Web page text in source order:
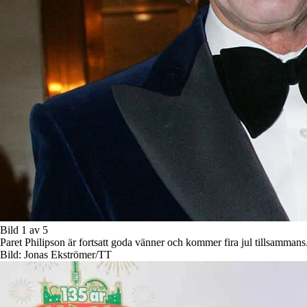
Bild 1 av 5
Paret Philipson är fortsatt goda vänner och kommer fira jul
Bild: Jonas Ekströmer/TT